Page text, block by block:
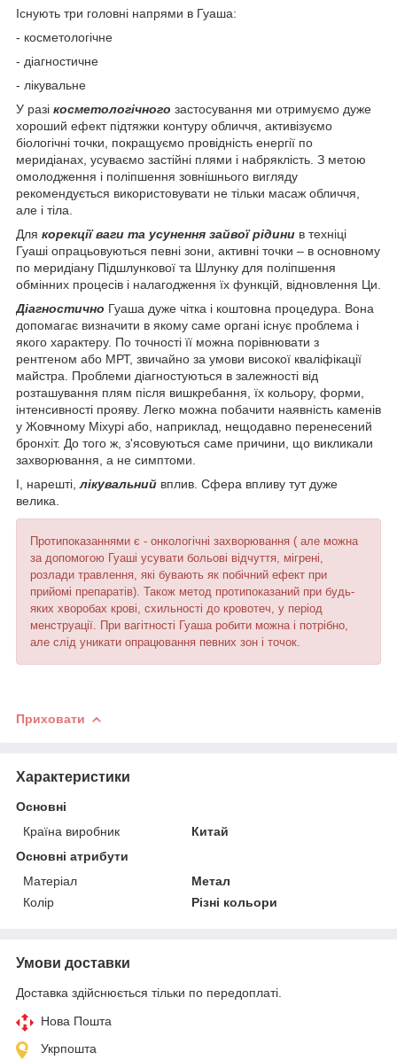
Існують три головні напрями в Гуаша:
- косметологічне
- діагностичне
- лікувальне
У разі косметологічного застосування ми отримуємо дуже
хороший ефект підтяжки контуру обличчя, активізуємо
біологічні точки, покращуємо провідність енергії по
меридіанах, усуваємо застійні плями і набряклість. З метою
омолодження і поліпшення зовнішнього вигляду
рекомендується використовувати не тільки масаж обличчя,
але і тіла.
Для корекції ваги та усунення зайвої рідини в техніці
Гуаші опрацьовуються певні зони, активні точки – в основному
по меридіану Підшлункової та Шлунку для поліпшення
обмінних процесів і налагодження їх функцій, відновлення Ци.
Діагностично Гуаша дуже чітка і коштовна процедура. Вона
допомагає визначити в якому саме органі існує проблема і
якого характеру. По точності її можна порівнювати з
рентгеном або МРТ, звичайно за умови високої кваліфікації
майстра. Проблеми діагностуються в залежності від
розташування плям після вишкребання, їх кольору, форми,
інтенсивності прояву. Легко можна побачити наявність каменів
у Жовчному Міхурі або, наприклад, нещодавно перенесений
бронхіт. До того ж, з'ясовуються саме причини, що викликали
захворювання, а не симптоми.
І, нарешті,лікувальний вплив. Сфера впливу тут дуже
велика.
Протипоказаннями є - онкологічні захворювання ( але можна
за допомогою Гуаші усувати больові відчуття, мігрені,
розлади травлення, які бувають як побічний ефект при
прийомі препаратів). Також метод протипоказаний при будь-
яких хворобах крові, схильності до кровотеч, у період
менструації. При вагітності Гуаша робити можна і потрібно,
але слід уникати опрацювання певних зон і точок.
Приховати
Характеристики
Основні
Країна виробник
Китай
Основні атрибути
Матеріал
Метал
Колір
Різні кольори
Умови доставки
Доставка здійснюється тільки по передоплаті.
Нова Пошта
Укрпошта